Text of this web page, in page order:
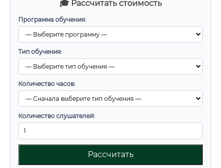
🎓 Рассчитать стоимость
Программа обучения:
Тип обучения:
Количество часов:
Количество слушателей:
Рассчитать